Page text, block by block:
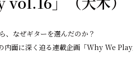
、なぜギターを選んだのか？
内面に深く迫る連載企画「Why We Play